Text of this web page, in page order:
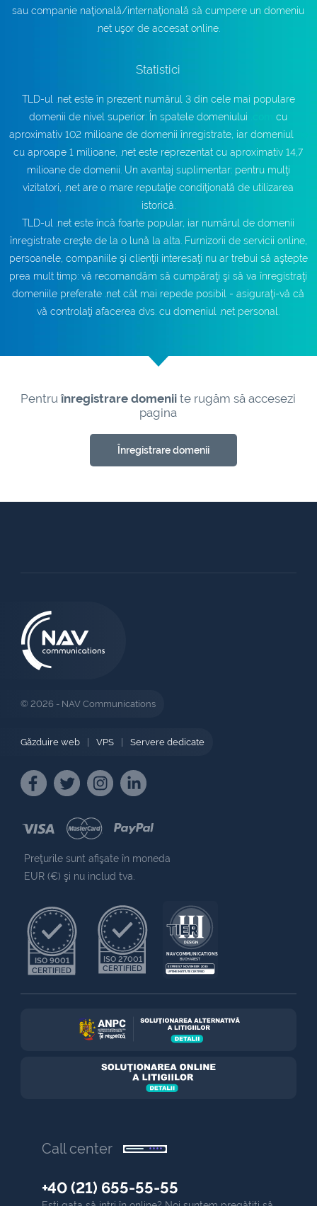
sau companie naţională/internaţională să cumpere un domeniu
.net uşor de accesat online.
Statistici
TLD-ul .net este în prezent numărul 3 din cele mai populare
domenii de nivel superior: În spatele domeniului
cu
aproximativ 102 milioane de domenii înregistrate, iar domeniul
cu aproape 1 milioane, .net este reprezentat cu aproximativ 14,7
milioane de domenii. Un avantaj suplimentar: pentru mulţi
vizitatori, .net are o mare reputaţie condiţionată de utilizarea
istorică.
TLD-ul .net este încă foarte popular, iar numărul de domenii
înregistrate creşte de la o lună la alta. Furnizorii de servicii online,
persoanele, companiile şi clienţii interesaţi nu ar trebui să aştepte
prea mult timp: vă recomandăm să cumpăraţi şi să va înregistraţi
domeniile preferate .net cât mai repede posibil - asiguraţi-vă că
vă controlaţi afacerea dvs. cu domeniul .net personal.
Pentruînregistrare domenii te rugăm să accesezi
pagina
Înregistrare domenii
© 2026 - NAV Communications
Găzduire web VPS Servere dedicate
Preţurile sunt afişate în moneda
EUR (€) şi nu includ tva.
ISO 9001
CERTIFIED
ISO 27001
CERTIFIED
NAV COMMUNICATIONS
BUCHAREST
EXPIRES 7 NOVEMBER 2030
UPTIME INSTITUTE CERTIFIED
Call center
+40 (21) 655-55-55